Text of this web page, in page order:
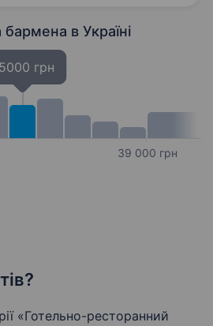
бармена в Україні
грн
39 000 грн
«Готельно-ресторанний